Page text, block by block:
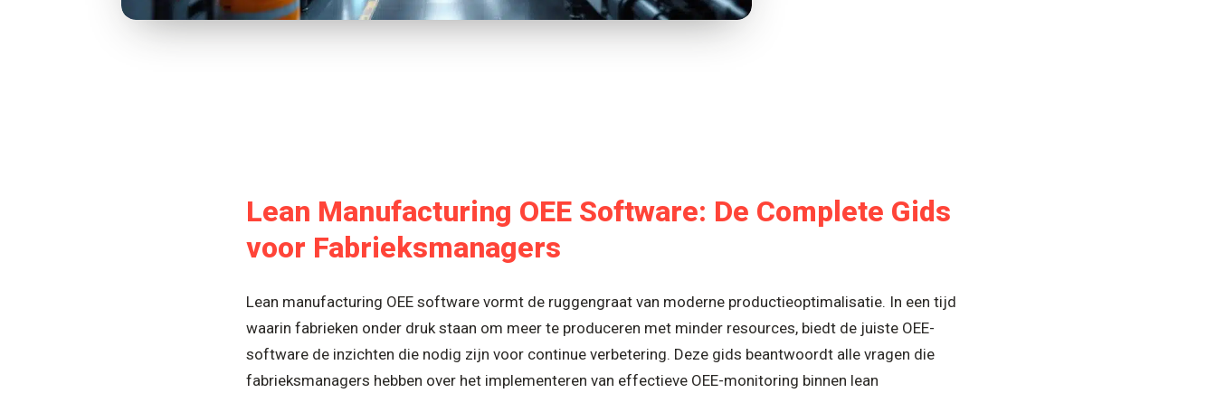
Lean Manufacturing OEE Software: De Complete Gids
voor Fabrieksmanagers
Lean manufacturing OEE software vormt de ruggengraat van moderne productieoptimalisatie. In een tijd
waarin fabrieken onder druk staan om meer te produceren met minder resources, biedt de juiste OEE-
software de inzichten die nodig zijn voor continue verbetering. Deze gids beantwoordt alle vragen die
fabrieksmanagers hebben over het implementeren van effectieve OEE-monitoring binnen lean